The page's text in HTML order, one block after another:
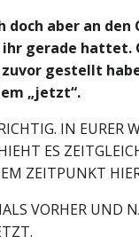
doch aber an den
gerade hattet.
gestellt
„jetzt“.
IN EURER
ES
ZEITPUNKT
VORHER UND